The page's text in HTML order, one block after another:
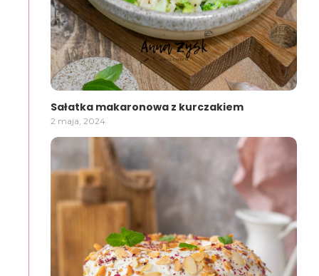
Sałatka makaronowa z kurczakiem
2 maja, 2024